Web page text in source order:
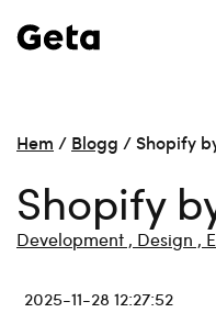
Hem / Blogg /Shopify
Shopify
Development , Design ,
2025-11-28 12:27:52